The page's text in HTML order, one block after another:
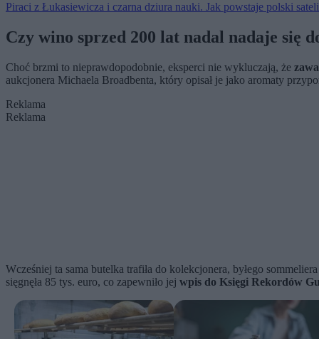
Piraci z Łukasiewicza i czarna dziura nauki. Jak powstaje polski
Czy wino sprzed 200 lat nadal nadaje się
Choć brzmi to nieprawdopodobnie, eksperci nie wykluczają, że
aukcjonera Michaela Broadbenta, który opisał je jako aromaty
Reklama
Reklama
Wcześniej ta sama butelka trafiła do kolekcjonera, byłego
sięgnęła 85 tys. euro, co zapewniło jej wpis do Księgi Rekordów